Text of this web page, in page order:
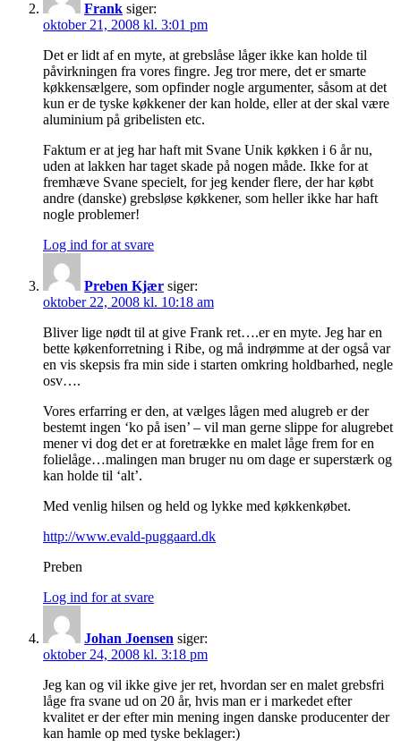
Frank siger:
oktober 21, 2008 kl. 3:01 pm
Det er lidt af en myte, at grebslåse låger ikke kan holde til
påvirkningen fra vores fingre. Jeg tror mere, det er smarte
køkkensælgere, som opfinder nogle argumenter, såsom at det
kun er de tyske køkkener der kan holde, eller at der skal være
aluminium på gribelisten etc.
Faktum er at jeg har haft mit Svane Unik køkken i 6 år nu,
uden at lakken har taget skade på nogen måde. Ikke for at
fremhæve Svane specielt, for jeg kender flere, der har købt
andre (danske) grebsløse køkkener, som heller ikke har haft
nogle problemer!
Log ind for at svare
Preben Kjær siger:
oktober 22, 2008 kl. 10:18 am
Bliver lige nødt til at give Frank ret….er en myte. Jeg har en
bette køkenforretning i Ribe, og må indrømme at der også var
en vis skepsis fra min side i starten omkring holdbarhed, negle
osv….
Vores erfarring er den, at vælges lågen med alugreb er der
bestemt ingen ‘ko på isen’ – vil man gerne slippe for alugrebet
mener vi dog det er at foretrække en malet låge frem for en
folielåge…malingen man bruger nu om dage er superstærk og
kan holde til ‘alt’.
Med venlig hilsen og held og lykke med køkkenkøbet.
http://www.evald-puggaard.dk
Preben
Log ind for at svare
Johan Joensen siger:
oktober 24, 2008 kl. 3:18 pm
Jeg kan og vil ikke give jer ret, hvordan ser en malet grebsfri
låge fra svane ud on 20 år, hvis man er i markedet efter
kvalitet er der efter min mening ingen danske producenter der
kan hamle op med tyske beklager:)